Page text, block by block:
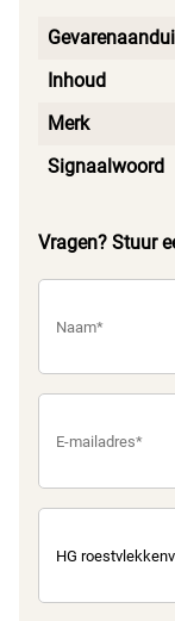
Inhoud
Merk
Signaalwoord
Vragen? Stuur